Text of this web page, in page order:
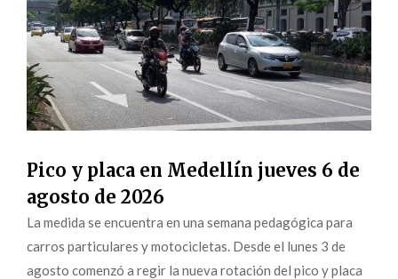
Pico y placa en Medellín jueves 6 de
agosto de 2026
La medida se encuentra en una semana pedagógica para
carros particulares y motocicletas. Desde el lunes 3 de
agosto comenzó a regir la nueva rotación del pico y placa